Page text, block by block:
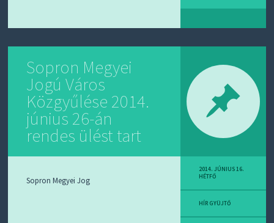
Sopron Megyei
Jogú Város
Közgyűlése 2014.
június 26-án
rendes ülést tart
Sopron Megyei Jog
2014. JÚNIUS 16.
HÉTFŐ
HÍR GYÜJTŐ